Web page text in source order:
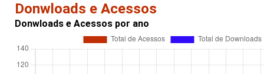
Donwloads e Acessos
Donwloads e Acessos por ano